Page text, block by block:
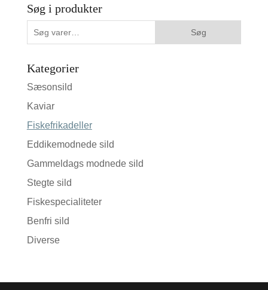
Søg i produkter
Søg
Kategorier
Sæsonsild
Kaviar
Fiskefrikadeller
Eddikemodnede sild
Gammeldags modnede sild
Stegte sild
Fiskespecialiteter
Benfri sild
Diverse